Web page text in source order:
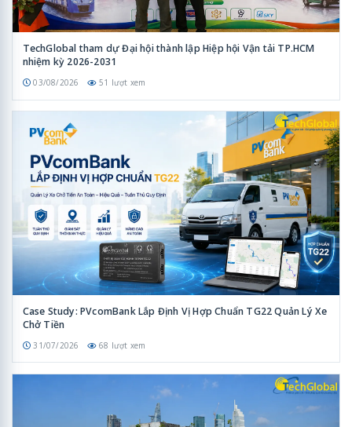
TechGlobal tham dự Đại hội thành lập Hiệp hội Vận tải TP.HCM
nhiệm kỳ 2026-2031
03/08/2026 51 lượt xem
Case Study: PVcomBank Lắp Định Vị Hợp Chuẩn TG22 Quản Lý Xe
Chở Tiền
31/07/2026 68 lượt xem